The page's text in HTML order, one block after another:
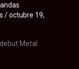
/octubre 19,
Metal